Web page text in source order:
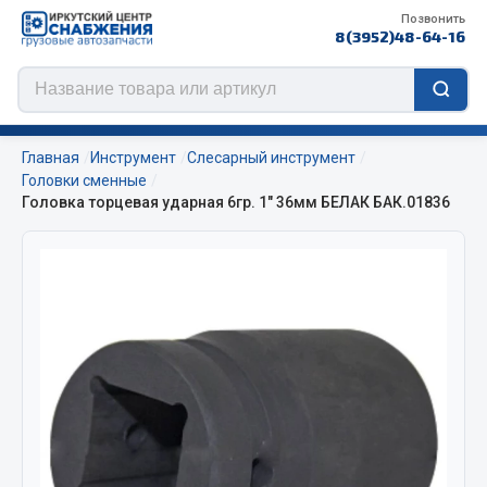
Позвонить
8(3952)48-64-16
Цепи противоскольжения
Изготовление цепей на колеса BOHU
QITONG
Весь раздел
Главная Инструмент
Слесарный инструмент
Головки сменные
Головка торцевая ударная 6гр. 1" 36мм БЕЛАК БАК.01836